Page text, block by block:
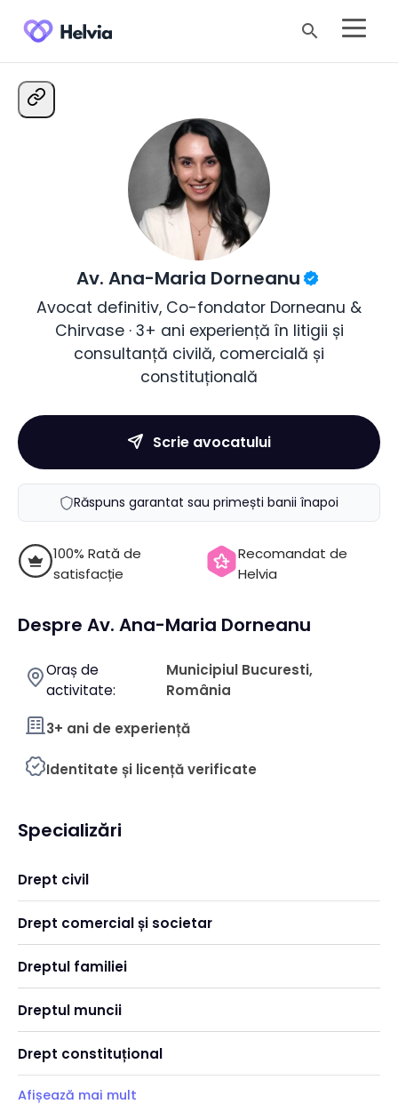
search
Av. Ana-Maria Dorneanu
Avocat definitiv, Co-fondator Dorneanu &
Chirvase · 3+ ani experiență în litigii și
consultanță civilă, comercială și
constituțională
Scrie avocatului
Răspuns garantat sau primești banii înapoi
100% Rată de
satisfacție
Recomandat de
Helvia
Despre Av. Ana-Maria Dorneanu
Oraș de
activitate:
Municipiul Bucuresti,
România
3+ ani de experiență
Identitate și licență verificate
Specializări
Drept civil
Drept comercial și societar
Dreptul familiei
Dreptul muncii
Drept constituțional
Afișează mai mult